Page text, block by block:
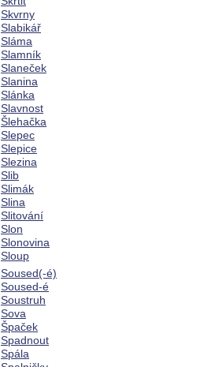
Skvrny
Slabikář
Sláma
Slamník
Slaneček
Slanina
Slánka
Slavnost
Šlehačka
Slepec
Slepice
Slezina
Slib
Slimák
Slina
Slitování
Slon
Slonovina
Sloup
Soused(-é)
Soused-é
Soustruh
Sova
Špaček
Spadnout
Spála